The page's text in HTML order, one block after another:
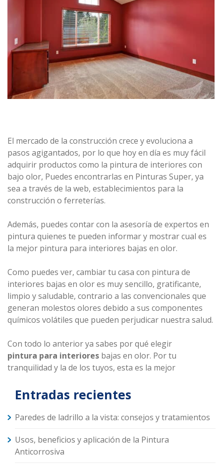
El mercado de la construcción crece y evoluciona a
pasos agigantados, por lo que hoy en día es muy fácil
adquirir productos como la pintura de interiores con
bajo olor, Puedes encontrarlas en Pinturas Super, ya
sea a través de la web, establecimientos para la
construcción o ferreterías.
Además, puedes contar con la asesoría de expertos en
pintura quienes te pueden informar y mostrar cual es
la mejor pintura para interiores bajas en olor.
Como puedes ver, cambiar tu casa con pintura de
interiores bajas en olor es muy sencillo, gratificante,
limpio y saludable, contrario a las convencionales que
generan molestos olores debido a sus componentes
químicos volátiles que pueden perjudicar nuestra salud.
Con todo lo anterior ya sabes por qué elegir
pintura para interiores bajas en olor. Por tu
tranquilidad y la de los tuyos, esta es la mejor
Entradas recientes
Paredes de ladrillo a la vista: consejos y tratamientos
Usos, beneficios y aplicación de la Pintura
Anticorrosiva